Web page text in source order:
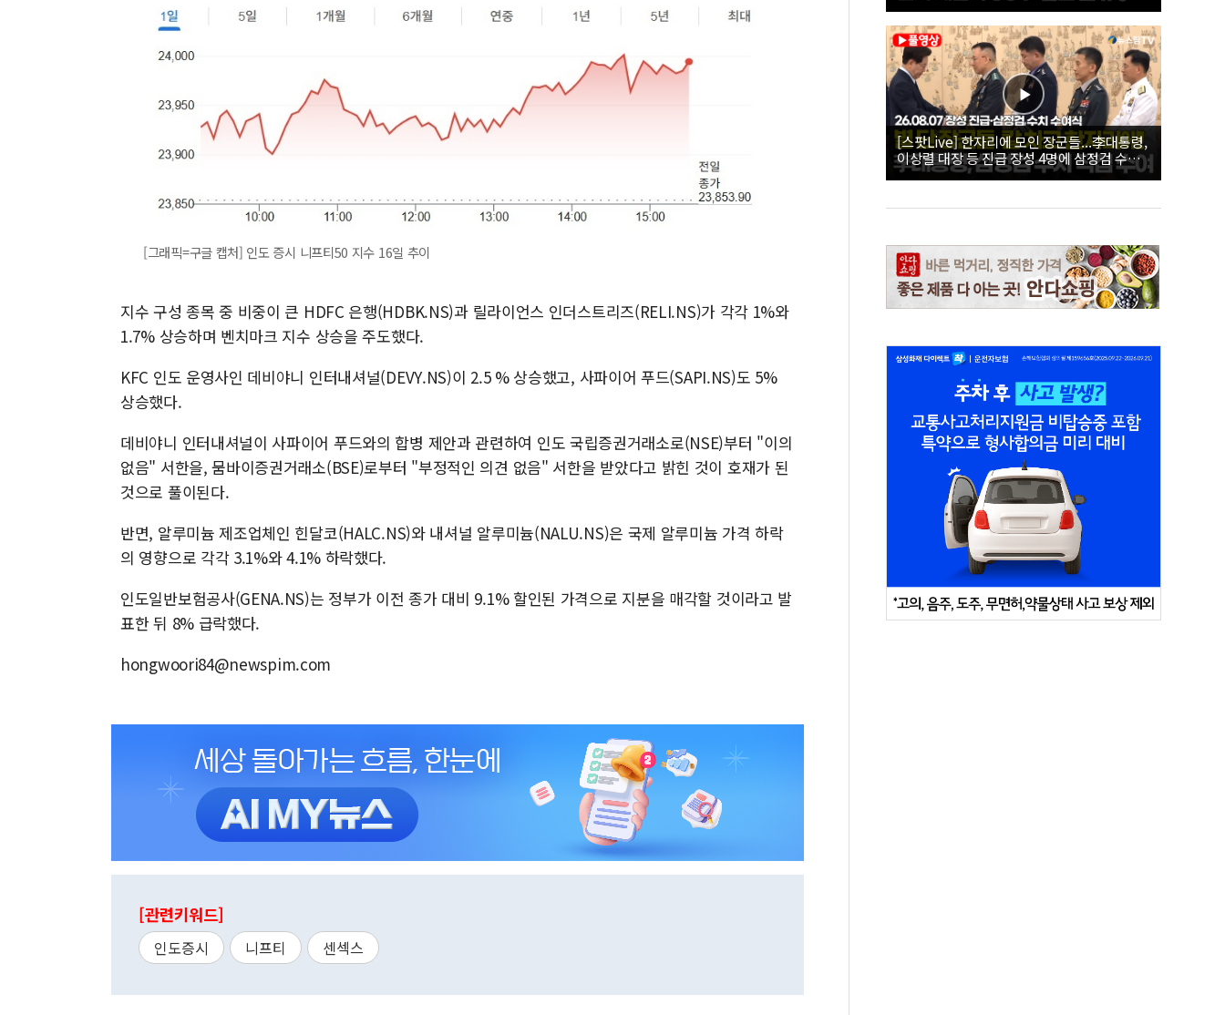
[그래픽=구글 캡처] 인도 증시 니프티50 지수 16일 추이
지수 구성 종목 중 비중이 큰 HDFC 은행(HDBK.NS)과 릴라이언스 인더스트리즈(RELI.NS)가 각각 1%와
1.7% 상승하며 벤치마크 지수 상승을 주도했다.
KFC 인도 운영사인 데비야니 인터내셔널(DEVY.NS)이 2.5 % 상승했고, 사파이어 푸드(SAPI.NS)도 5%
상승했다.
데비야니 인터내셔널이 사파이어 푸드와의 합병 제안과 관련하여 인도 국립증권거래소로(NSE)부터 "이의
없음" 서한을, 뭄바이증권거래소(BSE)로부터 "부정적인 의견 없음" 서한을 받았다고 밝힌 것이 호재가 된
것으로 풀이된다.
반면, 알루미늄 제조업체인 힌달코(HALC.NS)와 내셔널 알루미늄(NALU.NS)은 국제 알루미늄 가격 하락
의 영향으로 각각 3.1%와 4.1% 하락했다.
인도일반보험공사(GENA.NS)는 정부가 이전 종가 대비 9.1% 할인된 가격으로 지분을 매각할 것이라고 발
표한 뒤 8% 급락했다.
hongwoori84@newspim.com
[관련키워드]
인도증시 니프티 센섹스
[스팟Live] 한자리에 모인 장군들...李대통령,
이상렬 대장 등 진급 장성 4명에 삼정검 수치
직접 수여｜26.08.07 장성 진급·삼정검 수치